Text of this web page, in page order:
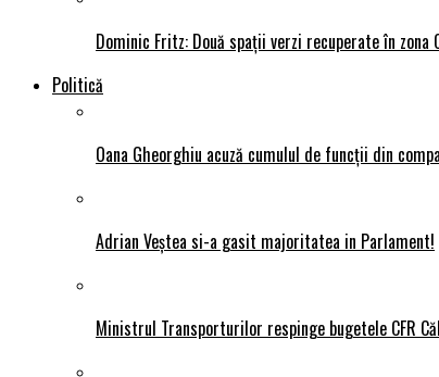
Dominic Fritz: Două spații verzi recuperate în
Politică
Oana Gheorghiu acuză cumulul de funcții din
Adrian Veștea si-a gasit majoritatea in Parlament!
Ministrul Transporturilor respinge bugetele CFR